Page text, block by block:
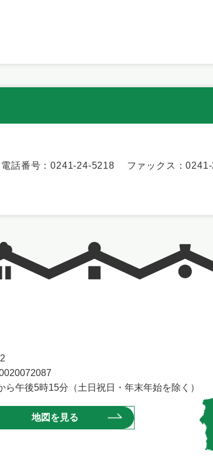
電話番号：0241-24-5218 ファックス：
午後5時15分（土日祝日・年末年始を除く）
地図を見る